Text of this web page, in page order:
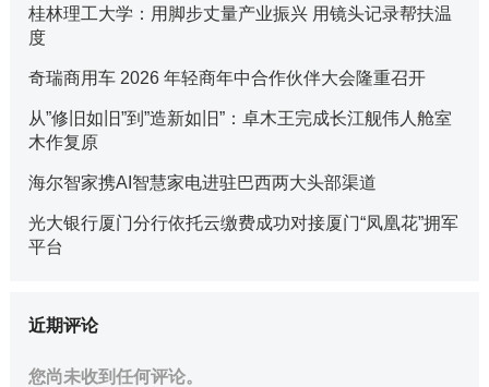
桂林理工大学：用脚步丈量产业振兴 用镜头记录帮扶温
度
奇瑞商用车 2026 年轻商年中合作伙伴大会隆重召开
从”修旧如旧”到”造新如旧”：卓木王完成长江舰伟人舱室
木作复原
海尔智家携AI智慧家电进驻巴西两大头部渠道
光大银行厦门分行依托云缴费成功对接厦门“凤凰花”拥军
平台
近期评论
您尚未收到任何评论。